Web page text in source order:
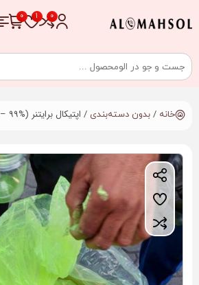
خانه/ بدون دسته‌بندی/ اپتیکال برایتنر Optical brightener (OB1 – 99%)